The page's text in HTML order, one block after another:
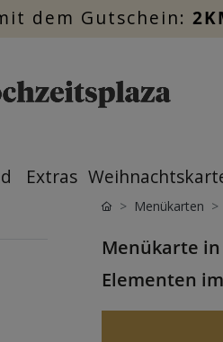
dem Gutschein:
Extras
Menükarten
Menükarte
Elementen